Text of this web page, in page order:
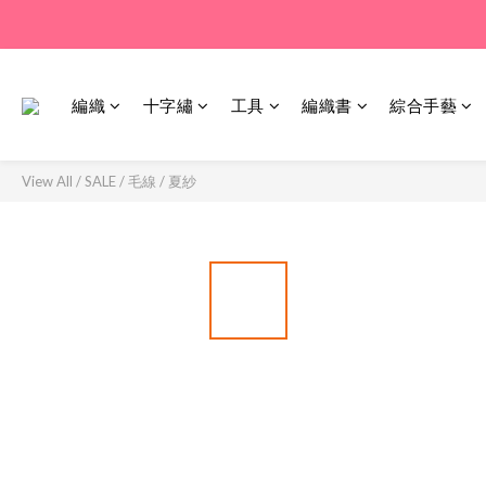
編織 十字繡 工具 編織書 綜合手藝
View All /SALE/毛線 / 夏紗